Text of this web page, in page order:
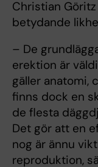
Christian
betydande
– De
erektion är
gäller anatomi,
finns dock en
de flesta
Det gör att en
nog är ännu
reproduktion,